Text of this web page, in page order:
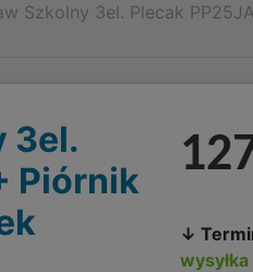
Szkolny 3el. Plecak
3el.
Piórnik
↓